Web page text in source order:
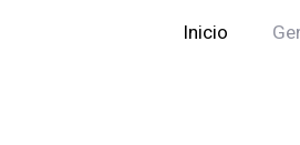
Inicio